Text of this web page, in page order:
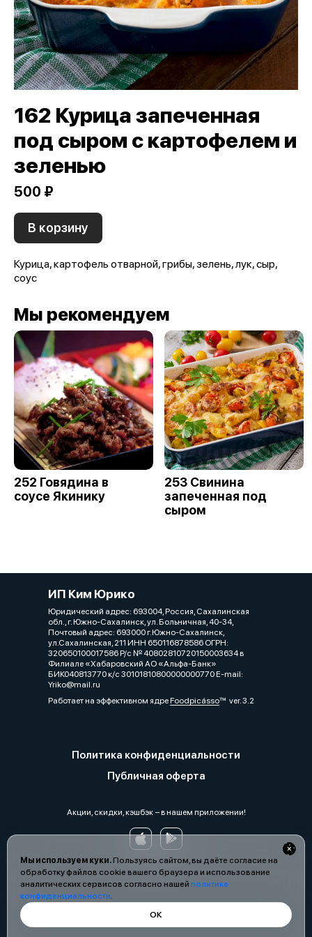
Мы используем куки.Пользуясь сайтом, вы даёте согласие на
обработку файлов cookie вашего браузера и использование
аналитических сервисов согласно нашей политике
конфиденциальности.
ОК
162 Курица запеченная
под сыром с картофелем и
зеленью
500 ₽
В корзину
Курица, картофель отварной, грибы, зелень, лук, сыр,
соус
Мы рекомендуем
252 Говядина в
соусе Якинику
253 Свинина
запеченная под
сыром
ИП Ким Юрико
Юридический адрес: 693004, Россия, Сахалинская
обл., г. Южно-Сахалинск, ул. Больничная, 40-34,
Почтовый адрес: 693000 г.Южно-Сахалинск,
ул.Сахалинская, 211 ИНН 650116878586 ОГРН:
320650100017586 Р/с № 40802810720150003634 в
Филиале «Хабаровский АО «Альфа-Банк»
БИК040813770 к/с 30101810800000000770 Е-mail:
Yriko@mail.ru
Работает на эффективном ядреFoodpicássover. 3.2
Политика конфиденциальности
Публичная оферта
Акции, скидки, кэшбэк − в нашем приложении!